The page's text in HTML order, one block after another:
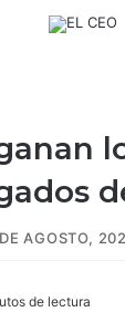
AGOSTO,
de lectura